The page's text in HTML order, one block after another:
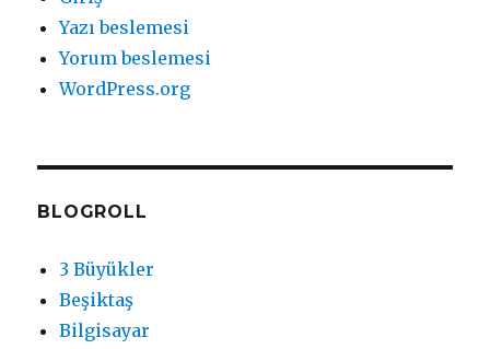
Yazı beslemesi
Yorum beslemesi
WordPress.org
BLOGROLL
3 Büyükler
Beşiktaş
Bilgisayar